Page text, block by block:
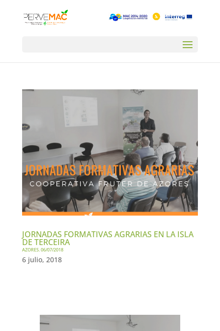
JORNADAS FORMATIVAS AGRARIAS EN LA ISLA
DE TERCEIRA
AZORES. 06/07/2018
6 julio, 2018